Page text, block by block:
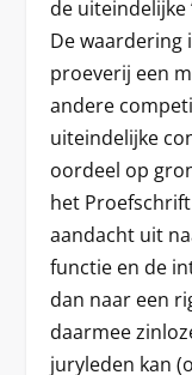
de uiteindelijke
De waardering
proeverij een
andere
uiteindelijke
oordeel op
het
aandacht uit
functie en de
dan naar een
daarmee
juryleden kan